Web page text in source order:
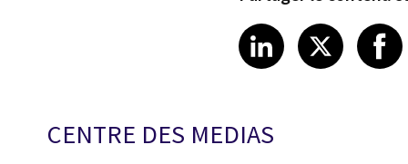
Share article
LinkedIn
Share
X
CENTRE DES MEDIAS